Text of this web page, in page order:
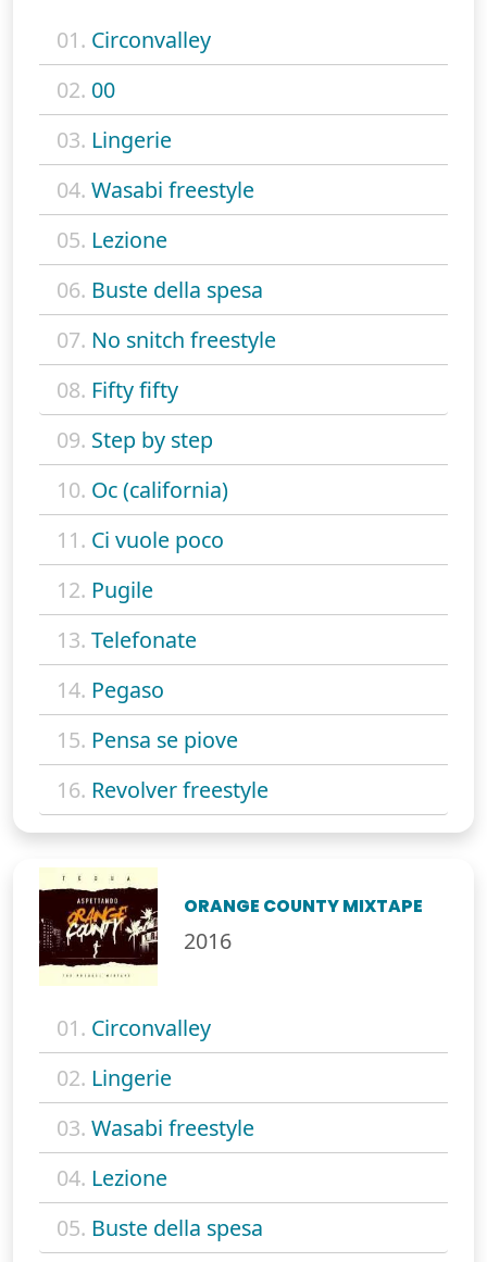
01. Circonvalley
02. 00
03. Lingerie
04. Wasabi freestyle
05. Lezione
06. Buste della spesa
07. No snitch freestyle
08. Fifty fifty
09. Step by step
10. Oc (california)
11. Ci vuole poco
12. Pugile
13. Telefonate
14. Pegaso
15. Pensa se piove
16. Revolver freestyle
ORANGE COUNTY MIXTAPE
2016
01. Circonvalley
02. Lingerie
03. Wasabi freestyle
04. Lezione
05. Buste della spesa